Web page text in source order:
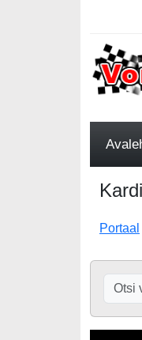
Portaal